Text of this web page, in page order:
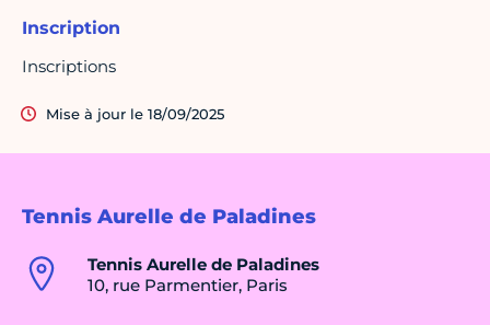
Tennis Aurelle de Paladines
Tennis Aurelle de Paladines
10, rue Parmentier, Paris
Inscription
Inscriptions
Mise à jour le 18/09/2025